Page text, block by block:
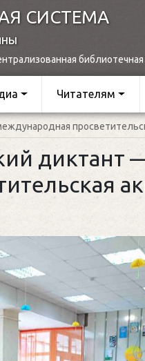
СИСТЕМА
Читателям
диктант